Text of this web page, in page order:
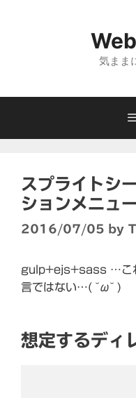
へ
気まま
スプライトシ
ションメニュ
2016/07/05 by
gulp+ejs+sass …こ
言ではない…( ˘ω˘ )
想定するディ